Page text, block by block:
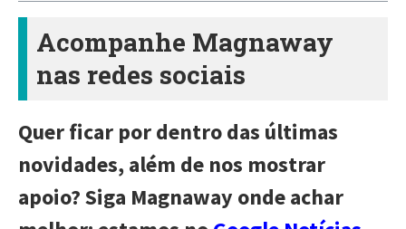
Acompanhe Magnaway
nas redes sociais
Quer ficar por dentro das últimas
novidades, além de nos mostrar
apoio? Siga Magnaway onde achar